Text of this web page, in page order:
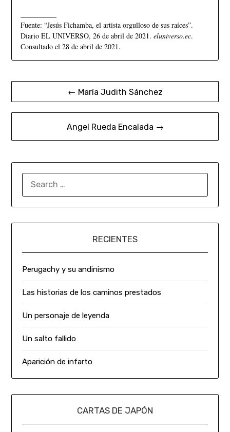
Fuente: “Jesús Fichamba, el artista orgulloso de sus raíces”.
Diario EL UNIVERSO, 26 de abril de 2021. eluniverso.ec.
Consultado el 28 de abril de 2021.
← María Judith Sánchez
Angel Rueda Encalada →
RECIENTES
Perugachy y su andinismo
Las historias de los caminos prestados
Un personaje de leyenda
Un salto fallido
Aparición de infarto
CARTAS DE JAPÓN